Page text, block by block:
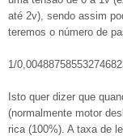
até 2v), sendo assim
teremos o número de
1/
Isto quer dizer que
(normalmente motor
rica (100%). A taxa de